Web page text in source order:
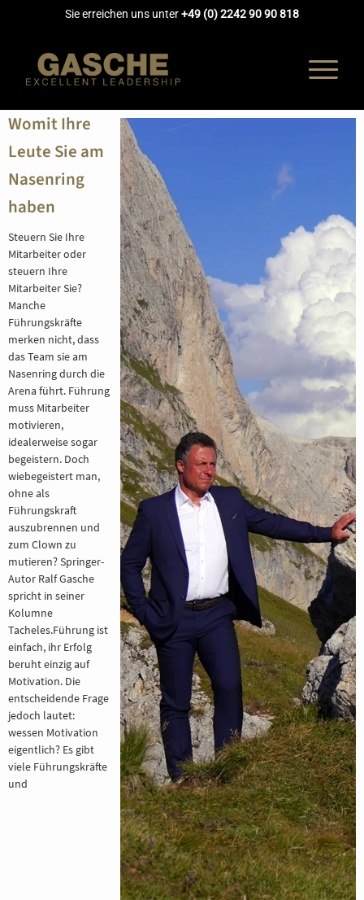
Sie erreichen uns unter+49 (0) 2242 90 90 818
Womit Ihre
Leute Sie am
Nasenring
haben
Steuern Sie Ihre
Mitarbeiter oder
steuern Ihre
Mitarbeiter Sie?
Manche
Führungskräfte
merken nicht, dass
das Team sie am
Nasenring durch die
Arena führt. Führung
muss Mitarbeiter
motivieren,
idealerweise sogar
begeistern. Doch
wiebegeistert man,
ohne als
Führungskraft
auszubrennen und
zum Clown zu
mutieren? Springer-
Autor Ralf Gasche
spricht in seiner
Kolumne
Tacheles.Führung ist
einfach, ihr Erfolg
beruht einzig auf
Motivation. Die
entscheidende Frage
jedoch lautet:
wessen Motivation
eigentlich? Es gibt
viele Führungskräfte
und
COACHING
AKADEMIE
BERATUNG